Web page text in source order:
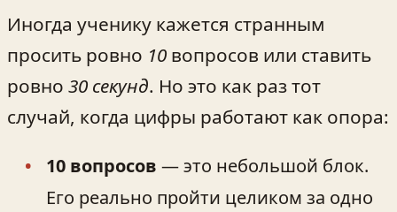
Иногда ученику кажется странным
просить ровно 10 вопросов или ставить
ровно 30 секунд. Но это как раз тот
случай, когда цифры работают как опора:
10 вопросов — это небольшой блок.
Его реально пройти целиком за одно